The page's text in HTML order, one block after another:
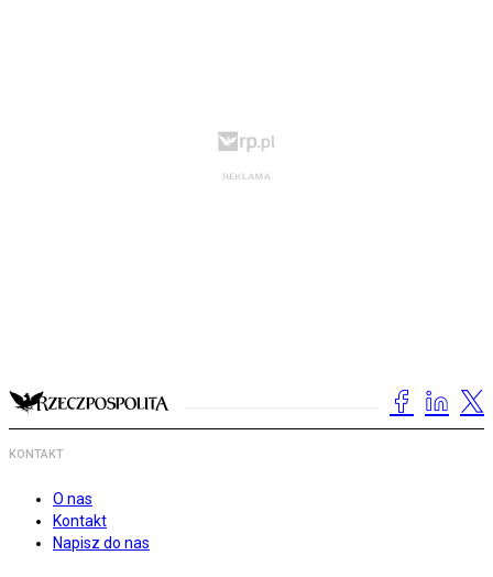
KONTAKT
O nas
Kontakt
Napisz do nas